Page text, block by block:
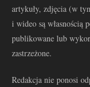
artykuły, zdjęcia (w
i wideo są
publikowane lub
zastrzeżone.
Redakcja nie ponosi